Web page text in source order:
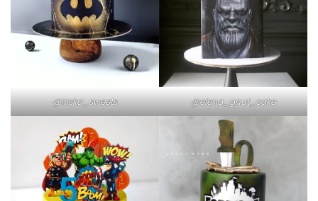
@iriska_sweets @elena_gnut_cake